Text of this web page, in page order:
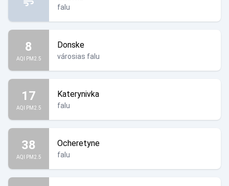
falu
8
AQI PM2.5
Donske
városias falu
17
AQI PM2.5
Katerynivka
falu
38
AQI PM2.5
Ocheretyne
falu